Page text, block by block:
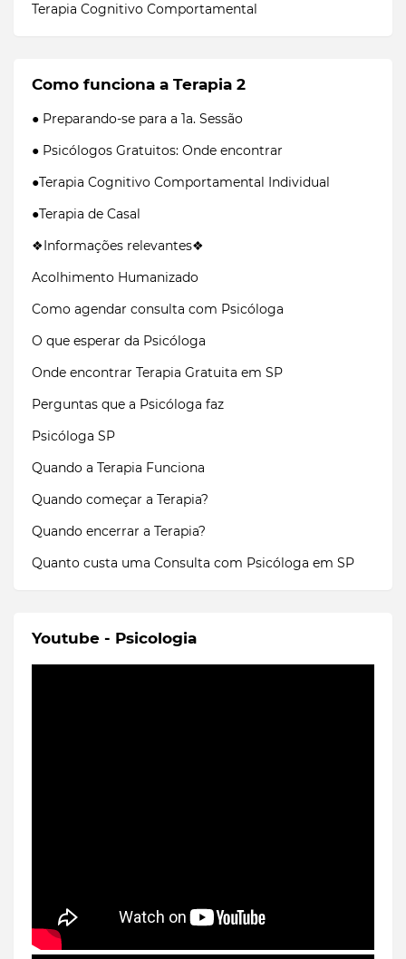
Terapia Cognitivo Comportamental
Como funciona a Terapia 2
● Preparando-se para a 1a. Sessão
● Psicólogos Gratuitos: Onde encontrar
●Terapia Cognitivo Comportamental Individual
●Terapia de Casal
❖Informações relevantes❖
Acolhimento Humanizado
Como agendar consulta com Psicóloga
O que esperar da Psicóloga
Onde encontrar Terapia Gratuita em SP
Perguntas que a Psicóloga faz
Psicóloga SP
Quando a Terapia Funciona
Quando começar a Terapia?
Quando encerrar a Terapia?
Quanto custa uma Consulta com Psicóloga em SP
Youtube - Psicologia